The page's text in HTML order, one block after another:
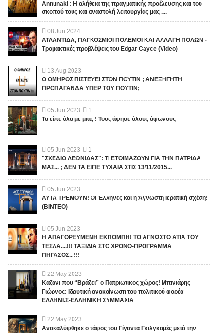
Annunaki : Η αλήθεια της πραγματικής προέλευσης και του
σκοπού τους και αναστολή λειτουργίας μας ....
08 Jun 2024
ΑΤΛΑΝΤΙΔΑ, ΠΑΓΚΟΣΜΙΟΙ ΠΟΛΕΜΟΙ ΚΑΙ ΑΛΛΑΓΗ ΠΟΛΩΝ -
Τρομακτικές προβλέψεις του Edgar Cayce (Video)
13 Aug 2023
Ο ΟΜΗΡΟΣ ΠΙΣΤΕΥΕΙ ΣΤΟΝ ΠΟΥΤΙΝ ; ΑΝΕΞΗΓΗΤΗ
ΠΡΟΠΑΓΑΝΔΑ ΥΠΕΡ ΤΟΥ ΠΟΥΤΙΝ;
05 Jun 2023
1
Τα είπε όλα με μιας ! Τους άφησε όλους άφωνους
05 Jun 2023
1
"ΣΧΕΔΙΟ ΛΕΩΝΙΔΑΣ": ΤΙ ΕΤΟΙΜΑΖΟΥΝ ΓΙΑ ΤΗΝ ΠΑΤΡΙΔΑ
ΜΑΣ... ; ΔΕΝ ΤΑ ΕΙΠΕ ΤΥΧΑΙΑ ΣΤΙΣ 13/11/2015...
05 Jun 2023
ΑΥΤΑ ΤΡΕΜΟΥΝ! Οι Έλληνες και η Άγνωστη Ιερατική σχέση!
(ΒΙΝΤΕΟ)
05 Jun 2023
Η ΑΠΑΓΟΡΕΥΜΕΝΗ ΕΚΠΟΜΠΗ! ΤΟ ΑΓΝΩΣΤΟ ΑΤΙΑ ΤΟΥ
ΤΕΣΛΑ....!!! ΤΑΞΙΔΙΑ ΣΤΟ ΧΡΟΝΟ-ΠΡΟΓΡΑΜΜΑ
ΠΗΓΑΣΟΣ...!!!
22 May 2023
Καζάνι που “Βράζει” ο Πατριωτικος χώρος! Μπινιάρης
Γιώργος: Ιδρυτική ανακοίνωση του πολιτικού φορέα
ΕΛΛΗΝΙ.Σ-ΕΛΛΗΝΙΚΗ ΣΥΜΜΑΧΙΑ
22 May 2023
Ανακαλύφθηκε ο τάφος του Γίγαντα Γκιλγκαμές μετά την